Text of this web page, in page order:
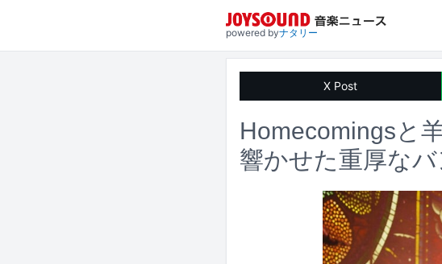
powered byナタリー
X Post
Homecomingsと
響かせた重厚な